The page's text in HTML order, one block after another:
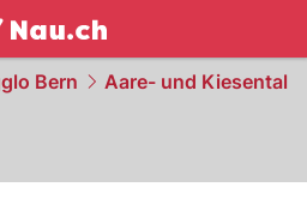
NAU.ch
Bern Aare- und Kiesental